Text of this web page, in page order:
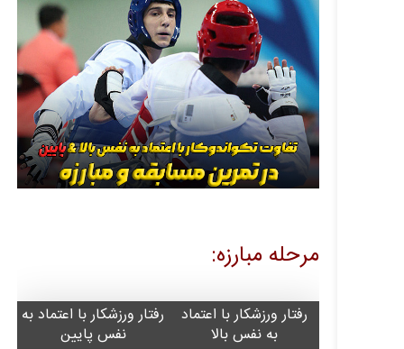
مرحله مبارزه:
رفتار ورزشکار با اعتماد
به نفس بالا
رفتار ورزشکار با اعتماد به
نفس پایین